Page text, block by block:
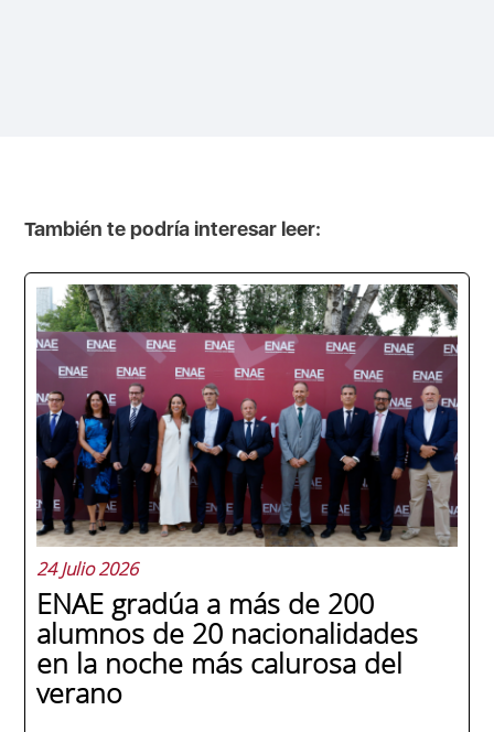
También te podría interesar leer:
24 Julio 2026
ENAE gradúa a más de 200
alumnos de 20 nacionalidades
en la noche más calurosa del
verano